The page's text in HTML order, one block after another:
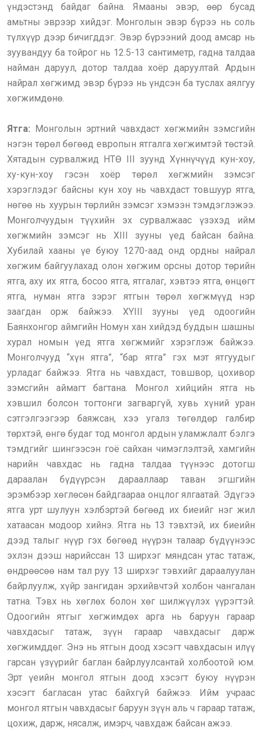
үндэстэнд байдаг байна. Ямааны эвэр, өөр бусад
амьтны эврээр хийдэг. Монголын эвэр бүрээ нь соль
түлхүүр дээр бичигддэг. Эвэр бүрээний доод амсар нь
зуувандуу ба тойрог нь 12.5-13 сантиметр, гадна талдаа
найман даруул, дотор талдаа хоёр даруултай. Ардын
найрал хөгжимд эвэр бүрээ нь үндсэн ба туслах аялгуу
хөгжимдөнө.
Ятга: Монголын эртний чавхдаст хөгжмийн зэмсгийн
нэгэн төрөл бөгөөд европын ятгалга хөгжимтэй төстэй.
Хятадын сурвалжид НТӨ III зуунд Хүннүчүүд кун-хоу,
ху-кун-хоу гэсэн хоёр төрөл хөгжмийн зэмсэг
хэрэглэдэг байсны кун хоу нь чавхдаст товшуур ятга,
нөгөө нь хуурын төрлийн зэмсэг хэмээн тэмдэглэжээ.
Монголчуудын түүхийн эх сурвалжаас үзэхэд ийм
хөгжмийн зэмсэг нь XIII зууны үед байсан байна.
Хубилай хааны үе буюу 1270-аад онд ордны найрал
хөгжим байгуулахад олон хөгжим орсны дотор төрийн
ятга, аху их ятга, босоо ятга, ятгалаг, хэвтээ ятга, өнцөгт
ятга, нуман ятга зэрэг ятгын төрөл хөгжмүүд нэр
заагдан орж байжээ. XYIII зууны үед одоогийн
Баянхонгор аймгийн Номун хан хийдэд буддын шашны
хурал номын үед ятга хөгжмийг хэрэглэж байжээ.
Монголчууд “хүн ятга”, “бар ятга” гэх мэт ятгуудыг
урладаг байжээ. Ятга нь чавхдаст, товшвор, цохивор
зэмсгийн аймагт багтана. Монгол хийцийн ятга нь
хэвшил болсон тогтонги загваргүй, хувь хүний уран
сэтгэлгээгээр баяжсан, хээ угалз төгөлдөр галбир
төрхтэй, өнгө будаг тод монгол ардын уламжлалт бэлгэ
тэмдгийг шингээсэн гоё сайхан чимэглэлтэй, хамгийн
нарийн чавхдас нь гадна талдаа түүнээс дотогш
дараалан бүдүүрсэн дарааллаар таван эгшгийн
эрэмбээр хөглөсөн байдгаараа онцлог ялгаатай. Эдүгээ
ятга урт шулуун хэлбэртэй бөгөөд их биеийг нэг жил
хатаасан модоор хийнэ. Ятга нь 13 тэвхтэй, их биеийн
дээд талыг нүүр гэх бөгөөд нүүрэн талаар бүдүүнээс
эхлэн дээш нарийссан 13 ширхэг мяндсан утас татаж,
өндрөөсөө нам тал руу 13 ширхэг тэвхийг дараалуулан
байрлуулж, хүйр зангидан эрхийвчтэй холбон чангалан
татна. Тэвх нь хөглөх болон хөг шилжүүлэх үүрэгтэй.
Одоогийн ятгыг хөгжимдөх арга нь баруун гараар
чавхдасыг татаж, зүүн гараар чавхдасыг дарж
хөгжимддөг. Энэ нь ятгын доод хэсэгт чавхдасын илүү
гарсан үзүүрийг баглан байрлуулсантай холбоотой юм.
Эрт үеийн монгол ятгын доод хэсэгт буюу нүүрэн
хэсэгт багласан утас байхгүй байжээ. Ийм учраас
монгол ятгын чавхдасыг баруун зүүн аль ч гараар татаж,
цохиж, дарж, нясалж, имэрч, чавхдаж байсан ажээ.